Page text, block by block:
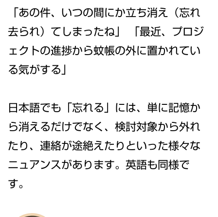
「あの件、いつの間にか立ち消え（忘れ
去られ）てしまったね」 「最近、プロジ
ェクトの進捗から蚊帳の外に置かれてい
る気がする」
日本語でも「忘れる」には、単に記憶か
ら消えるだけでなく、検討対象から外れ
たり、連絡が途絶えたりといった様々な
ニュアンスがあります。英語も同様で
す。